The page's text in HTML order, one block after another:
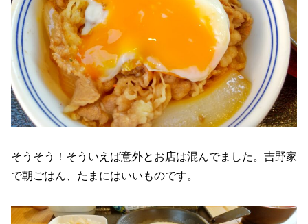
そうそう！そういえば意外とお店は混んでました。吉野家
で朝ごはん、たまにはいいものです。